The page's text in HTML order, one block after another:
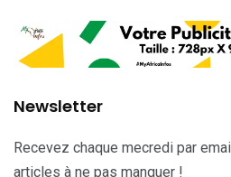
Newsletter
Recevez chaque mecredi par
articles à ne pas manquer !